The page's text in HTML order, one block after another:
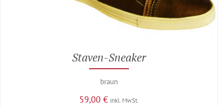
Staven-Sneaker
braun
59,00 € inkl. MwSt.